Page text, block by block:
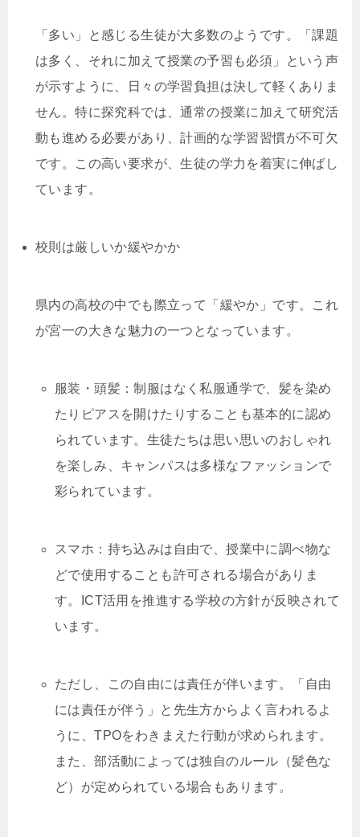
「多い」と感じる生徒が大多数のようです。「課題
は多く、それに加えて授業の予習も必須」という声
が示すように、日々の学習負担は決して軽くありま
せん。特に探究科では、通常の授業に加えて研究活
動も進める必要があり、計画的な学習習慣が不可欠
です。この高い要求が、生徒の学力を着実に伸ばし
ています。
校則は厳しいか緩やかか
県内の高校の中でも際立って「緩やか」です。これ
が宮一の大きな魅力の一つとなっています。
服装・頭髪：制服はなく私服通学で、髪を染め
たりピアスを開けたりすることも基本的に認め
られています。生徒たちは思い思いのおしゃれ
を楽しみ、キャンパスは多様なファッションで
彩られています。
スマホ：持ち込みは自由で、授業中に調べ物な
どで使用することも許可される場合がありま
す。ICT活用を推進する学校の方針が反映されて
います。
ただし、この自由には責任が伴います。「自由
には責任が伴う」と先生方からよく言われるよ
うに、TPOをわきまえた行動が求められます。
また、部活動によっては独自のルール（髪色な
ど）が定められている場合もあります。